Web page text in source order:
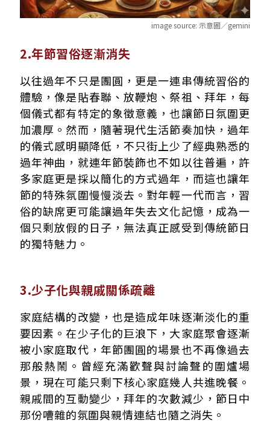
image source: 示意圖／gemini
2.年節習俗逐漸消失
以往過年不只是團圓，更是一連串傳統習俗的
體驗，像是貼春聯、放鞭炮、祭祖、拜年，每
個儀式都有特定的象徵意義，也讓節日氛圍更
加濃厚。然而，隨著現代生活節奏加快，過年
的儀式感明顯降低，不只街上少了經典熟悉的
過年神曲，就連年節裝飾也不如以往普遍，許
多家庭更是採以簡化的方式過年，而這也讓年
節的特殊氛圍慢慢淡去。對年輕一代而言，習
俗的缺席更可能讓過年失去文化記憶，成為一
個只剩放假的日子，無法真正感受到傳統節日
的獨特魅力。
3.少子化與親戚關係疏離
家庭結構的改變，也是造成年味逐漸淡化的重
要因素。在少子化的巨浪下，大家庭聚會逐漸
被小家庭取代，年節團圓的場景也不再像過去
那般熱鬧。曾經充滿歡聲與討論聲的圍爐場
景，現在可能只剩下核心家庭幾人共進晚餐。
親戚間的互動變少，拜年的次數減少，節日中
那份嘈雜的氛圍與親情連結也隨之消失。